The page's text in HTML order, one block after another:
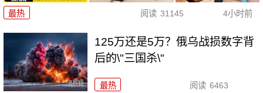
最热 阅读 31145 4小时前
125万还是5万？俄乌战损数字背
后的\"三国杀\"
最热 阅读 6463